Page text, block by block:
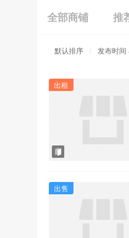
全部商铺 推
默认排序 发布时间
出租
出售